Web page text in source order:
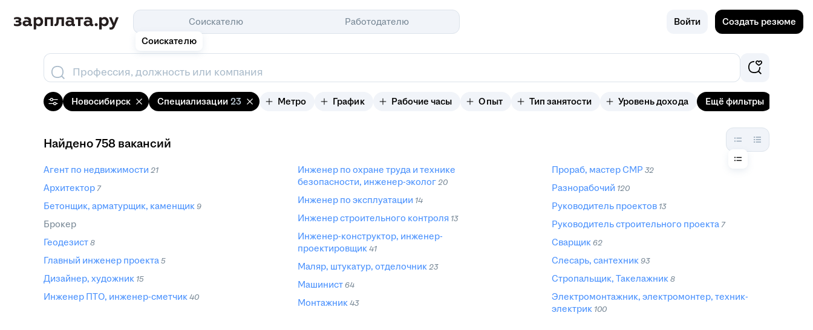
Соискателю
Соискателю
Работодателю Войти Создать резюме
Профессия, должность или компания
Новосибирск Специализации 23 Метро График Рабочие часы Опыт Тип занятости Уровень дохода Ещё фильтры
Найдено 758 вакансий
Агент по недвижимости 21
Архитектор 7
Бетонщик, арматурщик, каменщик 9
Брокер
Геодезист 8
Главный инженер проекта 5
Дизайнер, художник 15
Инженер ПТО, инженер-сметчик 40
Инженер по охране труда и технике
безопасности, инженер-эколог 20
Инженер по эксплуатации 14
Инженер строительного контроля 13
Инженер-конструктор, инженер-
проектировщик 41
Маляр, штукатур, отделочник 23
Машинист 64
Монтажник 43
Прораб, мастер СМР 32
Разнорабочий 120
Руководитель проектов 13
Руководитель строительного проекта 7
Сварщик 62
Слесарь, сантехник 93
Стропальщик, Такелажник 8
Электромонтажник, электромонтер, техник-
электрик 100